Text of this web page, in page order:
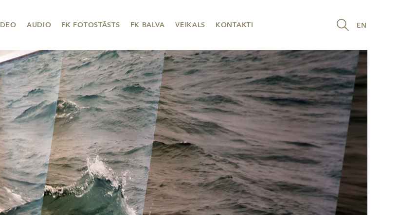
EN
AUDIO FK FOTOSTĀSTS FK BALVA VEIKALS KONTAKTI